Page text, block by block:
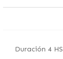
Duración 4 HS